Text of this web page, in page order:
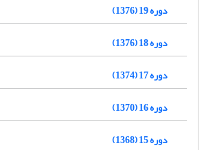
دوره 19 (1376)
دوره 18 (1376)
دوره 17 (1374)
دوره 16 (1370)
دوره 15 (1368)